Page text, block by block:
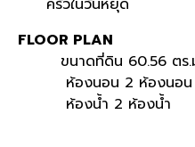
ครัวในวันหยุด
FLOOR PLAN
ขนาดที่ดิน 60.56 ตร.
ห้องนอน 2 ห้องนอน
ห้องน้ำ 2 ห้องน้ำ